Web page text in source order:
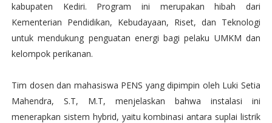
kabupaten Kediri. Program ini merupakan hibah dari
Kementerian Pendidikan, Kebudayaan, Riset, dan Teknologi
untuk mendukung penguatan energi bagi pelaku UMKM dan
kelompok perikanan.
Tim dosen dan mahasiswa PENS yang dipimpin oleh Luki Setia
Mahendra, S.T, M.T, menjelaskan bahwa instalasi ini
menerapkan sistem hybrid, yaitu kombinasi antara suplai listrik